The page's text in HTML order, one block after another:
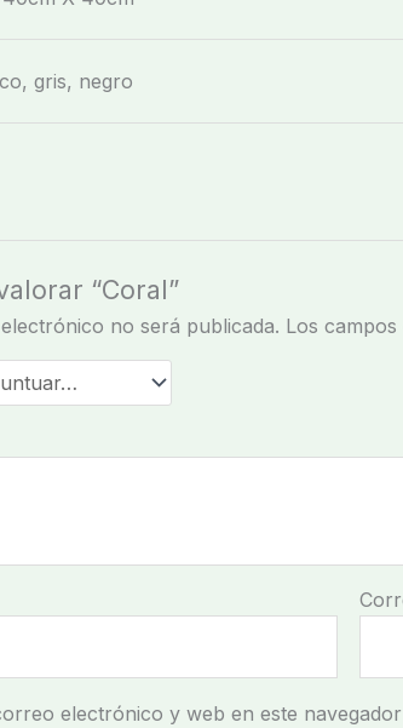
gris, negro
“Coral”
no será publicada. Los
electrónico y web en este